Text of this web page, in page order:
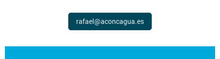
rafael@aconcagua.es